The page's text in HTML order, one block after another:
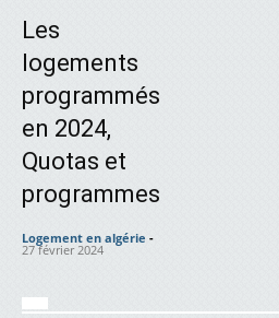
Les
logements
programmés
en 2024,
Quotas et
programmes
Logement en algérie -
27 février 2024